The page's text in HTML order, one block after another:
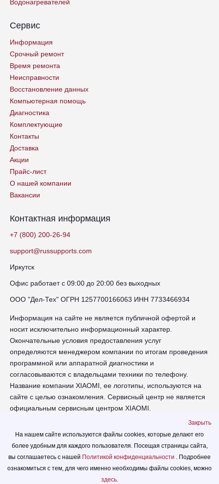
Водонагревателей
Сервис
Информация
Срочный ремонт
Время ремонта
Неисправности
Восстановление данных
Компьютерная помощь
Диагностика
Комплектующие
Контакты
Доставка
Акции
Прайс-лист
О нашей компании
Вакансии
Контактная информация
+7 (800) 200-26-94
support@russupports.com
Иркутск
Офис работает с 09:00 до 20:00 без выходных
ООО "Дел-Тех" ОГРН 1257700166063 ИНН 7733466934
Информация на сайте не является публичной офертой и
носит исключительно информационный характер.
Окончательные условия предоставления услуг
определяются менеджером компании по итогам проведения
программной или аппаратной диагностики и
согласовываются с владельцами техники по телефону.
Название компании XIAOMI, ее логотипы, используются на
сайте с целью ознакомления. Сервисный центр не является
официальным сервисным центром XIAOMI.
irk-xiaomi.russupports.com - Сервисный центр XIAOMI в
Иркутске - сайт сервисного центра RUSSUPPORT по ремонту
© 2026.
Политика конфиденциальности
На нашем сайте используются файлы cookies, которые делают его
более удобным для каждого пользователя. Посещая страницы сайта,
вы соглашаетесь с нашей Политикой конфиденциальности . Подробнее
ознакомиться с тем, для чего именно необходимы файлы сookies, можно
здесь.
Закрыть